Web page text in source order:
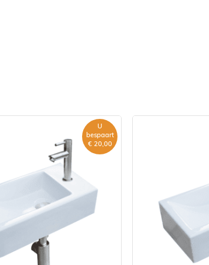
product,
U
bespaart
€ 20,00